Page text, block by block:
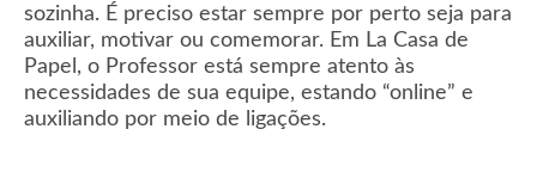
sozinha. É preciso estar sempre por perto seja para
auxiliar, motivar ou comemorar. Em La Casa de
Papel, o Professor está sempre atento às
necessidades de sua equipe, estando “online” e
auxiliando por meio de ligações.